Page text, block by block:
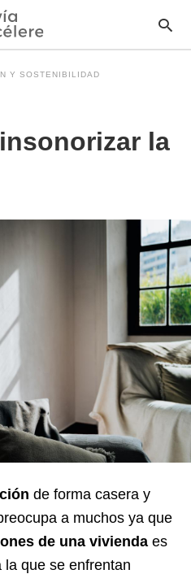
Y SOSTENIBILIDAD
la
de forma casera y
a muchos ya que
de una vivienda es
la que se enfrentan